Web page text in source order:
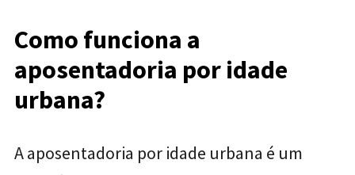
Como funciona a
aposentadoria por idade
urbana?
A aposentadoria por idade urbana é um